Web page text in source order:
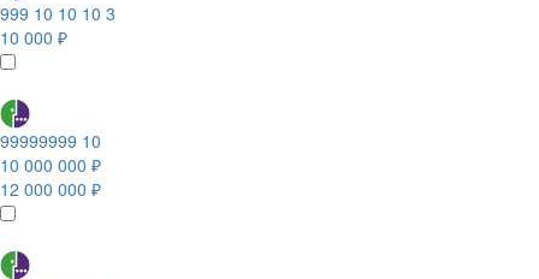
999 10 10 10 3
10 000 ₽
99999999 10
10 000 000 ₽
12 000 000 ₽